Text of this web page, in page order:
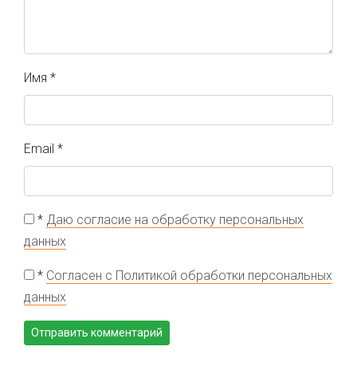
Имя *
Email *
* Даю согласие на обработку персональных
данных
* Согласен с Политикой обработки персональных
данных